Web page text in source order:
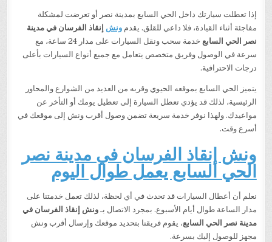
إذا تعطلت سيارتك داخل الحي السابع بمدينة نصر أو تعرضت لمشكلة
مفاجئة أثناء القيادة، فلا داعي للقلق. يقدمونش إنقاذ الفرسان في مدينة
نصر الحي السابع
خدمة سحب ونقل السيارات على مدار 24 ساعة، مع
سرعة في الوصول وفريق متخصص يتعامل مع جميع أنواع السيارات بأعلى
درجات الاحترافية.
يتميز الحي السابع بموقعه الحيوي وقربه من العديد من الشوارع والمحاور
الرئيسية، لذلك قد يؤدي تعطل السيارة إلى تعطيل يومك أو التأخر عن
مواعيدك. ولهذا نوفر خدمة سريعة تضمن وصول أقرب ونش إلى موقعك في
أسرع وقت.
ونش إنقاذ الفرسان في مدينة نصر
الحي السابع يعمل طوال اليوم
نعلم أن أعطال السيارات قد تحدث في أي لحظة، لذلك تعمل خدمتنا على
مدار الساعة طوال أيام الأسبوع. بمجرد الاتصال بـونش إنقاذ الفرسان في
مدينة نصر الحي السابع، يقوم فريقنا بتحديد موقعك وإرسال أقرب ونش
مجهز للوصول إليك بسرعة.